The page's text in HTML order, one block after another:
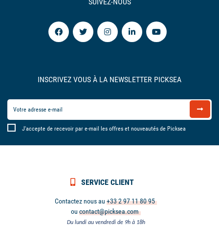
INSCRIVEZ VOUS À LA NEWSLETTER PICKSEA
J'accepte de recevoir par e-mail les offres et nouveautés de Picksea
SERVICE CLIENT
Contactez nous au +33 2 97 11 80 95
ou contact@picksea.com
Du lundi au vendredi de 9h à 18h